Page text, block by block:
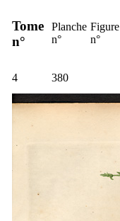
Tome
n°
Planche
n°
Figure
n°
4 380